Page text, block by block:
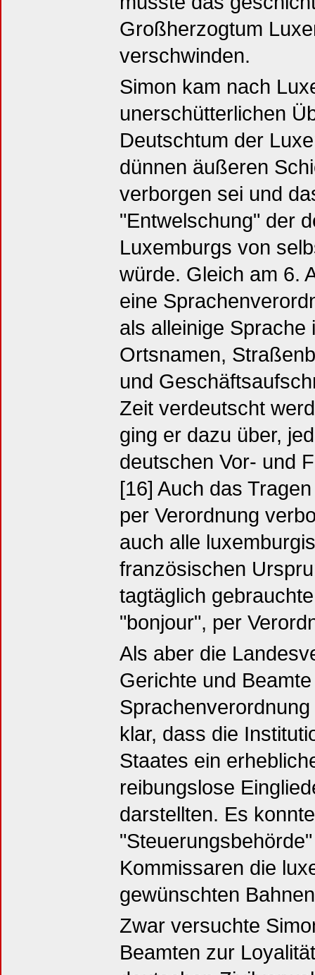
Großherzogtum
verschwinden.
Simon kam nach
unerschütterlichen
Deutschtum der
dünnen äußeren
verborgen sei und
"Entwelschung" der
Luxemburgs von
würde. Gleich am 6.
eine
als alleinige Sprache
Ortsnamen,
und
Zeit verdeutscht
ging er dazu über,
deutschen Vor- und
[16] Auch das
per Verordnung
auch alle
französischen
tagtäglich
"bonjour", per
Als aber die
Gerichte und
klar, dass die
Staates ein
reibungslose
darstellten. Es
Kommissaren die
gewünschten
Zwar versuchte
Beamten zur